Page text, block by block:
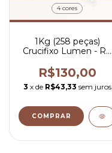
4 cores
1Kg (258 peças)
Crucifixo Lumen - R$
R$130,00
3 x de R$43,33 sem juros
COMPRAR